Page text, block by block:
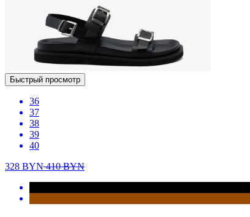
Быстрый просмотр
36
37
38
39
40
328 BYN410BYN